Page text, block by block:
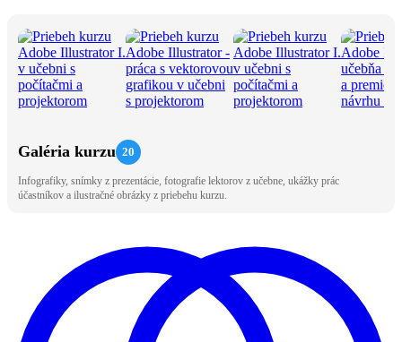
Galéria kurzu 20
Infografiky, snímky z prezentácie, fotografie lektorov z učebne, ukážky prác
účastníkov a ilustračné obrázky z priebehu kurzu.